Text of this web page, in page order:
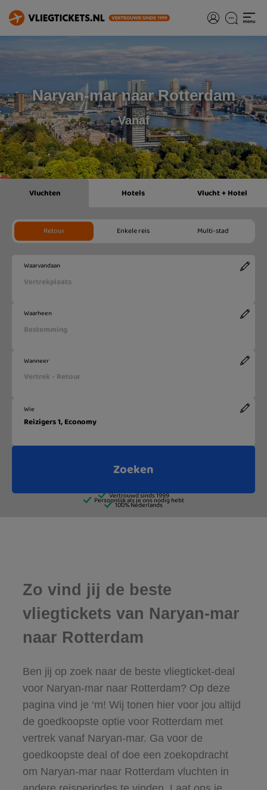
Naryan-mar naar Rotterdam
Vanaf
Zo vind jij de beste
vliegtickets van Naryan-mar
naar Rotterdam
Ben jij op zoek naar de beste vliegticket-deal
voor Naryan-mar naar Rotterdam? Op deze
pagina vind je ‘m! Wij tonen hier voor jou altijd
de goedkoopste optie voor Rotterdam met
vertrek vanaf Naryan-mar. Ga voor de
goedkoopste deal of doe een zoekopdracht
om Naryan-mar naar Rotterdam vluchten in